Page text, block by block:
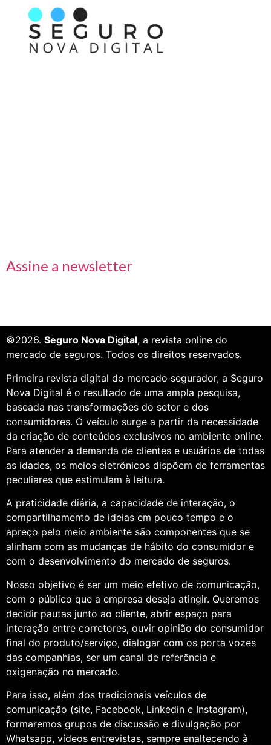
Assine a newsletter
©2026. Seguro Nova Digital, a revista online do
mercado de seguros. Todos os direitos reservados.
Primeira revista digital do mercado segurador, a Seguro
Nova Digital é o resultado de uma ampla pesquisa,
baseada nas transformações do setor e dos
consumidores. O veículo surge a partir da necessidade
da criação de conteúdos exclusivos no ambiente online.
Para atender a demanda de clientes e usuários de todas
as idades, os meios eletrônicos dispõem de ferramentas
peculiares que estimulam à leitura.
A praticidade diária, a capacidade de interação, o
compartilhamento de ideias em pouco tempo e o
apreço pelo meio ambiente são componentes que se
alinham com as mudanças de hábito do consumidor e
com o desenvolvimento do mercado de seguros.
Nosso objetivo é ser um meio efetivo de comunicação,
com o público que a empresa deseja atingir. Queremos
decidir pautas junto ao cliente, abrir espaço para
interação entre corretores, ouvir opinião do consumidor
final do produto/serviço, dialogar com os porta vozes
das companhias, ser um canal de referência e
oxigenação no mercado.
Para isso, além dos tradicionais veículos de
comunicação (site, Facebook, Linkedin e Instagram),
formaremos grupos de discussão e divulgação por
Whatsapp, vídeos entrevistas, sempre enaltecendo à